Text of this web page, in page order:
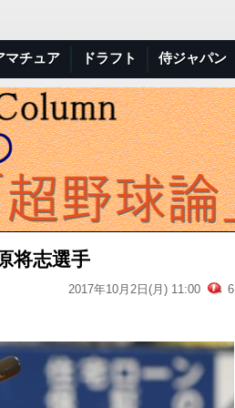
マチュア ドラフト 侍ジャパン
将志選手
2017年10月2日(月) 11:00 6